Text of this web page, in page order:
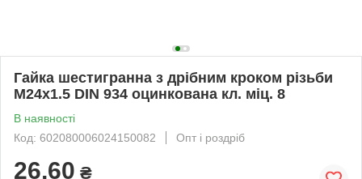
Гайка шестигранна з дрібним кроком різьби
М24х1.5 DIN 934 оцинкована кл. міц. 8
В наявності
Код: 602080006024150082
Опт і роздріб
26,60 ₴